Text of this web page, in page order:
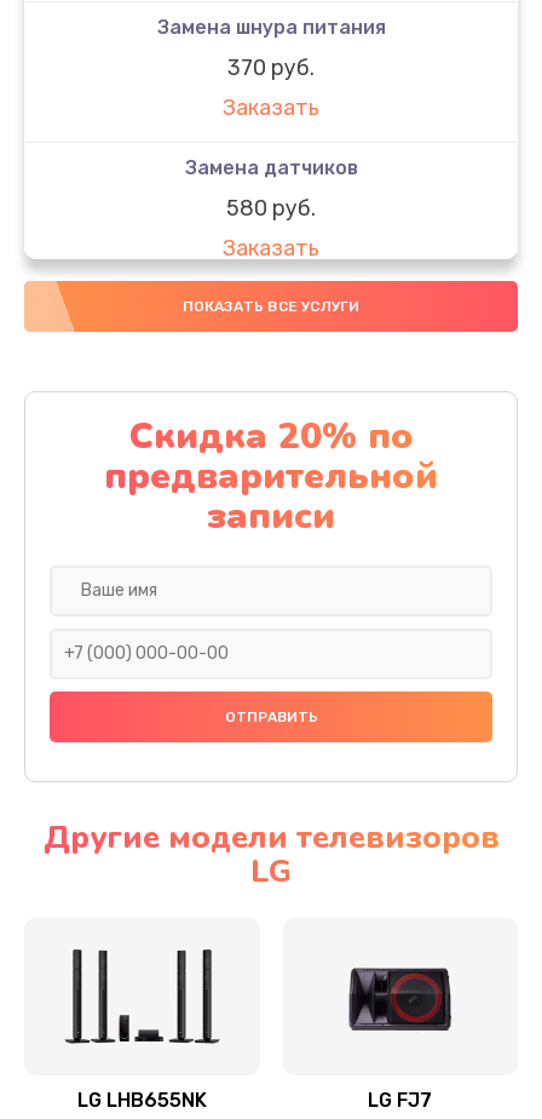
Замена шнура питания
370 руб.
Заказать
Замена датчиков
580 руб.
Заказать
Комплексная чистка
Заказать
Замена дисплея (экрана)
2000 руб.
Заказать
Ремонт платы электроники
Прошивка
Ремонт механики привода
Ремонт / замена кнопок, клавиш, индикаторов,
ПОКАЗАТЬ ВСЕ УСЛУГИ
Скидка 20% по
предварительной
записи
Другие модели телевизоров
LG
LG LHB655NK LG FJ7